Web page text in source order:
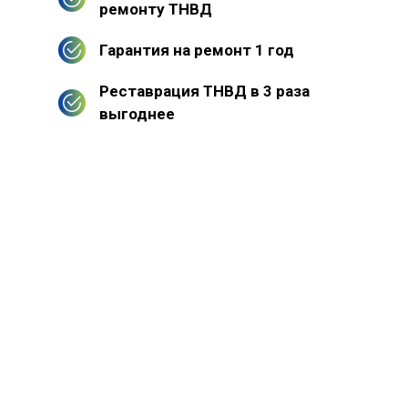
ремонту ТНВД
Гарантия на ремонт 1 год
Реставрация ТНВД в 3 раза
выгоднее